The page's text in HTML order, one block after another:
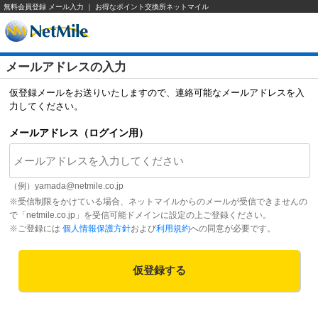
無料会員登録 メール入力 ｜ お得なポイント交換所ネットマイル
メールアドレスの入力
仮登録メールをお送りいたしますので、連絡可能なメールアドレスを入
力してください。
メールアドレス（ログイン用）
（例）yamada@netmile.co.jp
※受信制限をかけている場合、ネットマイルからのメールが受信できませんの
で「netmile.co.jp」を受信可能ドメインに設定の上ご登録ください。
※ご登録には 個人情報保護方針および利用規約への同意が必要です。